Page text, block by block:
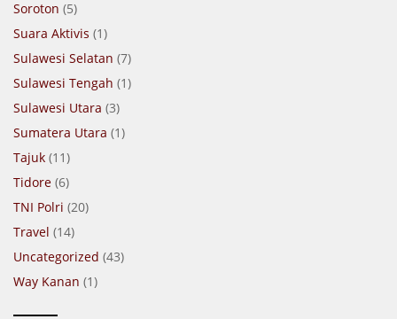
Soroton (5)
Suara Aktivis (1)
Sulawesi Selatan (7)
Sulawesi Tengah (1)
Sulawesi Utara (3)
Sumatera Utara (1)
Tajuk (11)
Tidore (6)
TNI Polri (20)
Travel (14)
Uncategorized (43)
Way Kanan (1)